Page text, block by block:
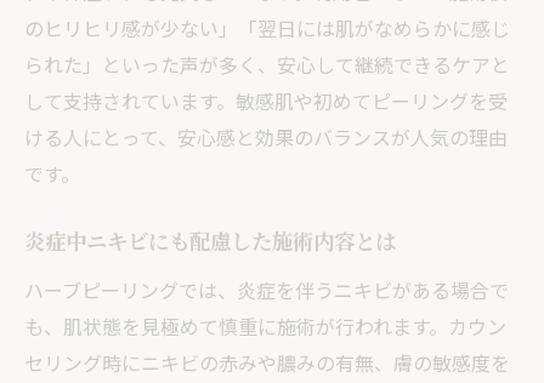
のヒリヒリ感が少ない」「翌日には肌がなめらかに感じ
られた」といった声が多く、安心して継続できるケアと
して支持されています。敏感肌や初めてピーリングを受
ける人にとって、安心感と効果のバランスが人気の理由
です。
炎症中ニキビにも配慮した施術内容とは
ハーブピーリングでは、炎症を伴うニキビがある場合で
も、肌状態を見極めて慎重に施術が行われます。カウン
セリング時にニキビの赤みや膿みの有無、膚の敏感度を